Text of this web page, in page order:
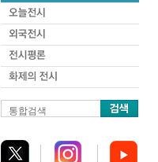
통합검색